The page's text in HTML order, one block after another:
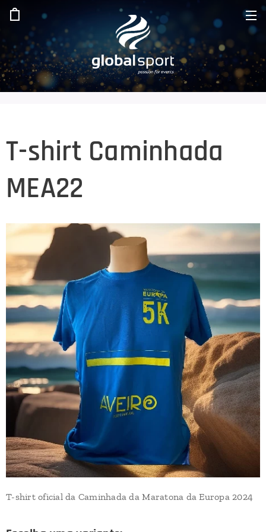
T-shirt Caminhada
MEA22
T-shirt oficial da Caminhada da Maratona da Europa 2024